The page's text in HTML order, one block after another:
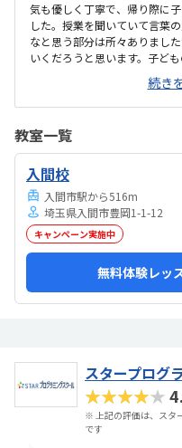
気も優しく丁寧で、帰り際に
した。授業を聞いていて言葉
なと思う部分は所々ありまし
いくだろうと思います。子ど
ました。他の習い事が近く毎
やすく通いやすいだろうなと
が、少人数で生徒さんたちや
してほぼ知識がない状況なの
す。体験が終わった後に先生
めてくださり、やる気に繋が
続き
教室一覧
入間校
入間市駅から516m
埼玉県入間市豊岡1-1-12
キャンペーン実施中
無料体験レッ
スタープログ
★★★★★
※ 上記の評価は、スタ
です